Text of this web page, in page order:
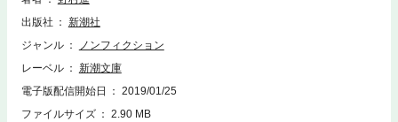
出版社
新潮社
ジャンル
ノンフィクション
レーベル
新潮文庫
電子版配信開始日
2019/01/25
ファイルサイズ
2.90 MB